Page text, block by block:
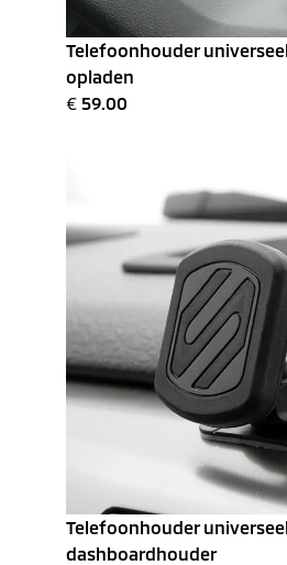
Telefoonhouder
opladen
€ 59.00
Telefoonhouder
dashboardhouder